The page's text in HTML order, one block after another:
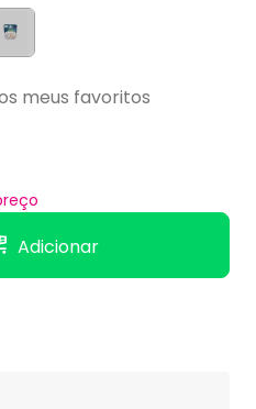
Adicionar
meus favoritos